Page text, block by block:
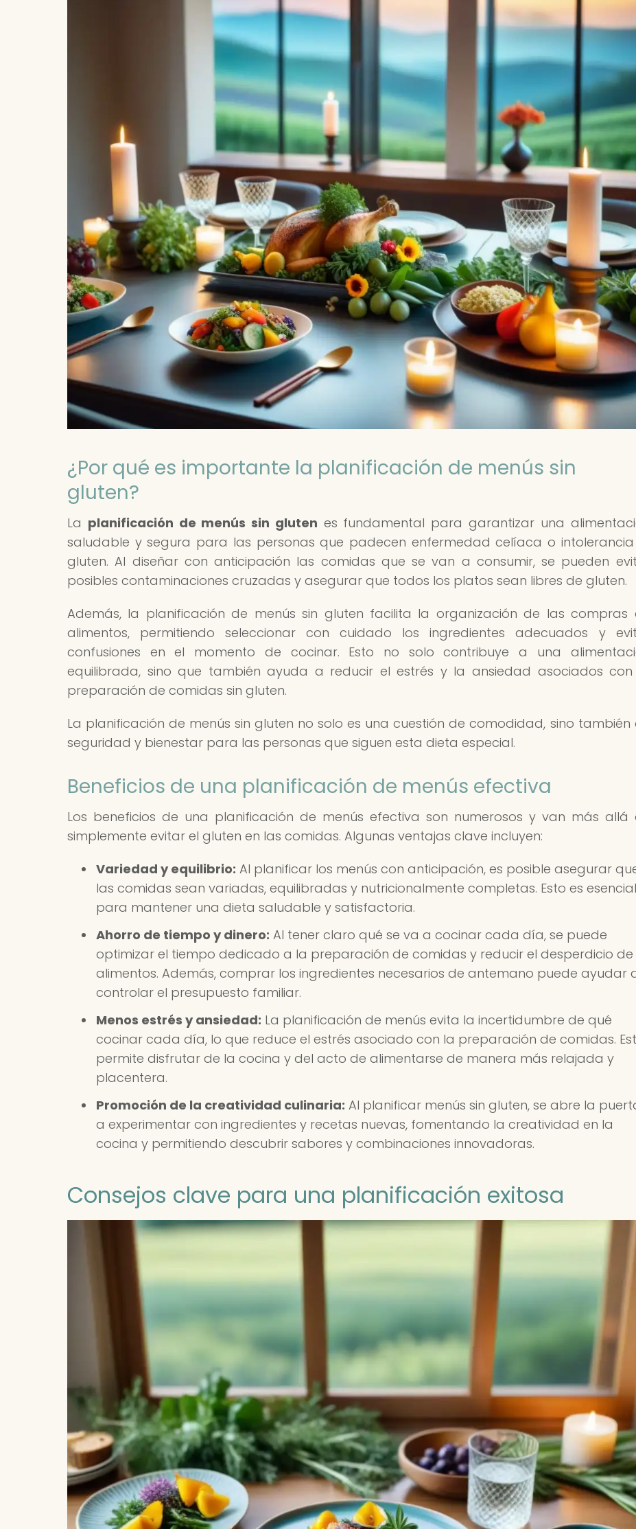
¿Por qué es importante la planificación de menús sin
gluten?
La planificación de menús sin gluten es fundamental para garantizar una
saludable y segura para las personas que padecen enfermedad celíaca o
gluten. Al diseñar con anticipación las comidas que se van a consumir, se pueden
posibles contaminaciones cruzadas y asegurar que todos los platos sean libres de gluten.
Además, la planificación de menús sin gluten facilita la organización de las compras
alimentos, permitiendo seleccionar con cuidado los ingredientes adecuados y
confusiones en el momento de cocinar. Esto no solo contribuye a una
equilibrada, sino que también ayuda a reducir el estrés y la ansiedad asociados
preparación de comidas sin gluten.
La planificación de menús sin gluten no solo es una cuestión de comodidad, sino también
seguridad y bienestar para las personas que siguen esta dieta especial.
Beneficios de una planificación de menús efectiva
Los beneficios de una planificación de menús efectiva son numerosos y van más allá
simplemente evitar el gluten en las comidas. Algunas ventajas clave incluyen:
Variedad y equilibrio: Al planificar los menús con anticipación, es posible asegurar
las comidas sean variadas, equilibradas y nutricionalmente completas. Esto es esencial
para mantener una dieta saludable y satisfactoria.
Ahorro de tiempo y dinero: Al tener claro qué se va a cocinar cada día, se puede
optimizar el tiempo dedicado a la preparación de comidas y reducir el desperdicio de
alimentos. Además, comprar los ingredientes necesarios de antemano puede ayudar
controlar el presupuesto familiar.
Menos estrés y ansiedad: La planificación de menús evita la incertidumbre de qué
cocinar cada día, lo que reduce el estrés asociado con la preparación de comidas.
permite disfrutar de la cocina y del acto de alimentarse de manera más relajada y
placentera.
Promoción de la creatividad culinaria: Al planificar menús sin gluten, se abre la
a experimentar con ingredientes y recetas nuevas, fomentando la creatividad en la
cocina y permitiendo descubrir sabores y combinaciones innovadoras.
Consejos clave para una planificación exitosa